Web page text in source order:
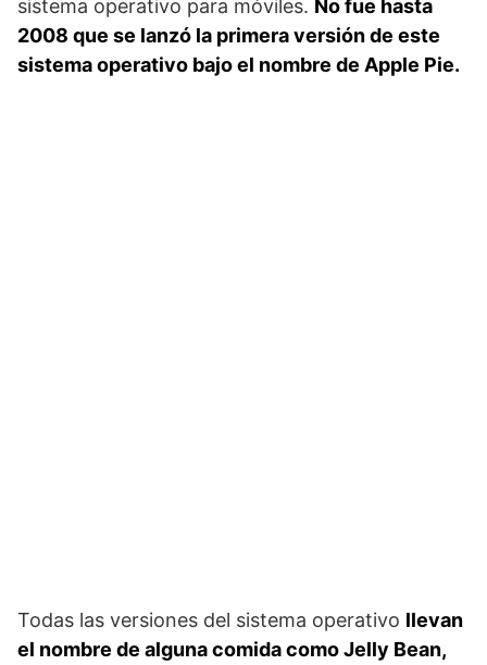
sistema operativo para móviles. No fue hasta
2008 que se lanzó la primera versión de este
sistema operativo bajo el nombre de Apple Pie.
Todas las versiones del sistema operativo llevan
el nombre de alguna comida como Jelly Bean,